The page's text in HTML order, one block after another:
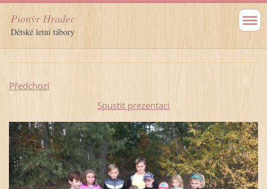
Pionýr Hradec
Dětské letní tábory
Předchozí
Spustit prezentaci